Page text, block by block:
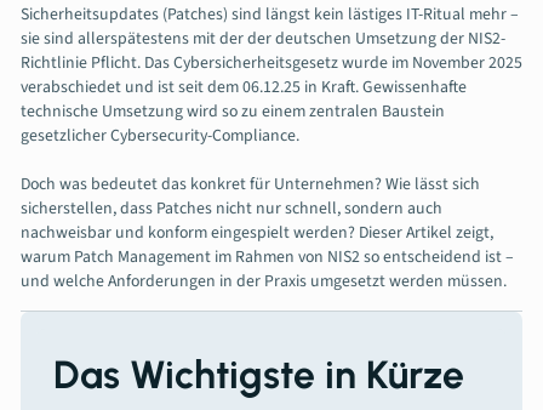
Sicherheitsupdates (Patches) sind längst kein lästiges IT-Ritual mehr –
sie sind allerspätestens mit der der deutschen Umsetzung der NIS2-
Richtlinie Pflicht. Das Cybersicherheitsgesetz wurde im November 2025
verabschiedet und ist seit dem 06.12.25 in Kraft. Gewissenhafte
technische Umsetzung wird so zu einem zentralen Baustein
gesetzlicher Cybersecurity-Compliance.
Doch was bedeutet das konkret für Unternehmen? Wie lässt sich
sicherstellen, dass Patches nicht nur schnell, sondern auch
nachweisbar und konform eingespielt werden? Dieser Artikel zeigt,
warum Patch Management im Rahmen von NIS2 so entscheidend ist –
und welche Anforderungen in der Praxis umgesetzt werden müssen.
Das Wichtigste in Kürze